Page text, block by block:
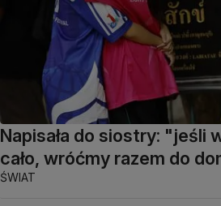
Napisała do siostry: "jeśli
cało, wróćmy razem do
ŚWIAT